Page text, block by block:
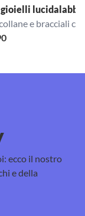
e bracciali
ecco il nostro
e della